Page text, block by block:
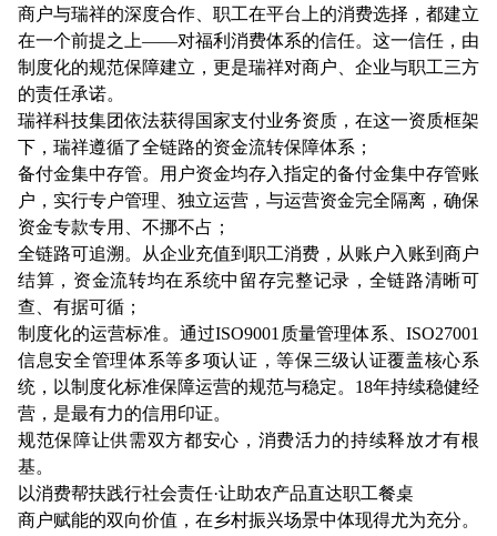
商户与瑞祥的深度合作、职工在平台上的消费选择，都建立
在一个前提之上——对福利消费体系的信任。这一信任，由
制度化的规范保障建立，更是瑞祥对商户、企业与职工三方
的责任承诺。
瑞祥科技集团依法获得国家支付业务资质，在这一资质框架
下，瑞祥遵循了全链路的资金流转保障体系；
备付金集中存管。用户资金均存入指定的备付金集中存管账
户，实行专户管理、独立运营，与运营资金完全隔离，确保
资金专款专用、不挪不占；
全链路可追溯。从企业充值到职工消费，从账户入账到商户
结算，资金流转均在系统中留存完整记录，全链路清晰可
查、有据可循；
制度化的运营标准。通过ISO9001质量管理体系、ISO27001
信息安全管理体系等多项认证，等保三级认证覆盖核心系
统，以制度化标准保障运营的规范与稳定。18年持续稳健经
营，是最有力的信用印证。
规范保障让供需双方都安心，消费活力的持续释放才有根
基。
以消费帮扶践行社会责任·让助农产品直达职工餐桌
商户赋能的双向价值，在乡村振兴场景中体现得尤为充分。